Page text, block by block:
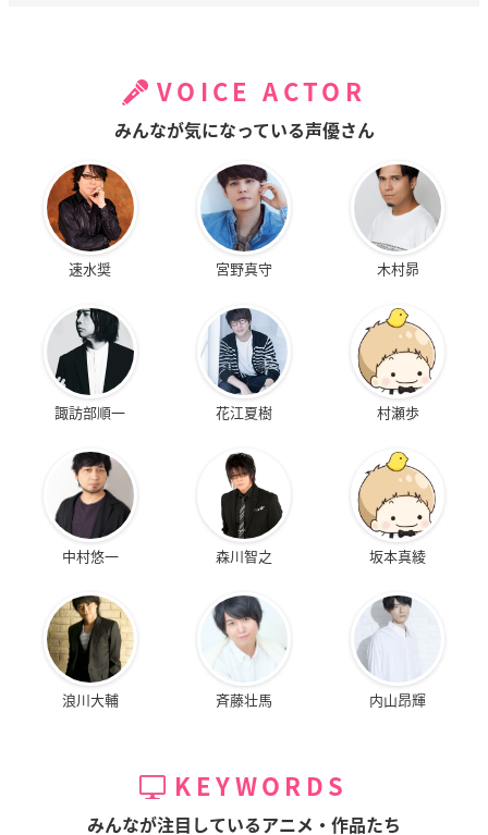
VOICE ACTOR
みんなが気になっている声優さん
速水奨 宮野真守 木村昴
諏訪部順一 花江夏樹 村瀬歩
中村悠一 森川智之 坂本真綾
浪川大輔 斉藤壮馬 内山昂輝
KEYWORDS
みんなが注目しているアニメ・作品たち